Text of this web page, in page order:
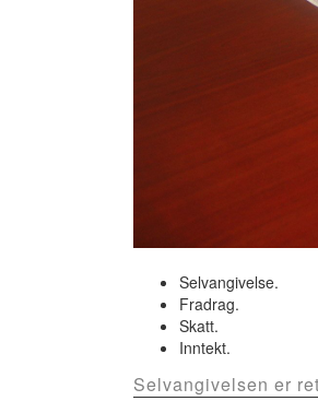
Selvangivelse.
Fradrag.
Skatt.
Inntekt.
Selvangivelsen er